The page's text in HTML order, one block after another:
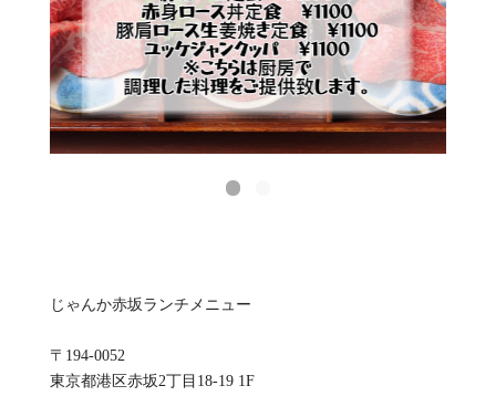
じゃんか赤坂ランチメニュー
〒194-0052
東京都港区赤坂2丁目18-19 1F